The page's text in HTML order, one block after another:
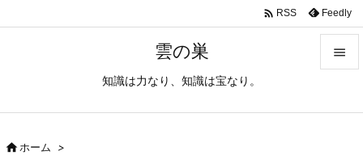
雲の巣
知識は力なり、知識は宝なり。

 RSS Feedly
ホーム >